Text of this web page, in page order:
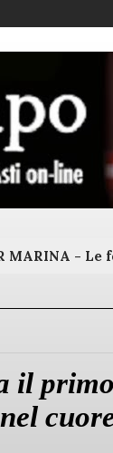
MARINA -
il